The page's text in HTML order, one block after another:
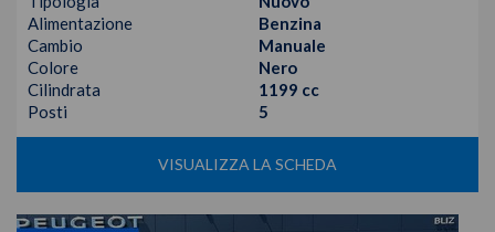
Alimentazione
Benzina
Cambio
Manuale
Colore
Nero
Cilindrata
1199 cc
Posti
5
VISUALIZZA LA SCHEDA